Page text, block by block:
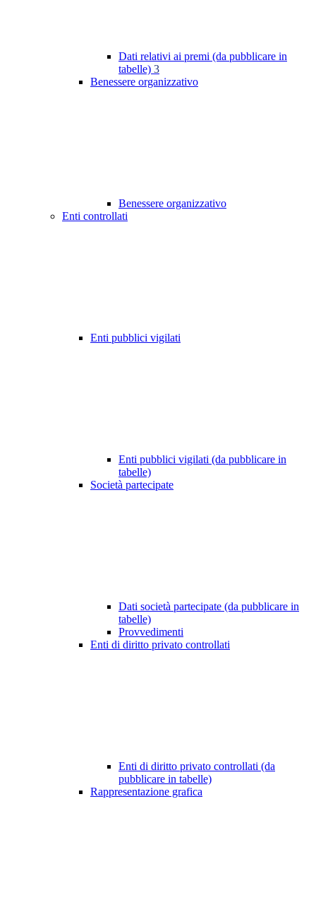
Dati relativi ai premi (da pubblicare in
tabelle) 3
Benessere organizzativo
Benessere organizzativo
Enti controllati
Enti pubblici vigilati
Enti pubblici vigilati (da pubblicare in
tabelle)
Società partecipate
Dati società partecipate (da pubblicare in
tabelle)
Provvedimenti
Enti di diritto privato controllati
Enti di diritto privato controllati (da
pubblicare in tabelle)
Rappresentazione grafica